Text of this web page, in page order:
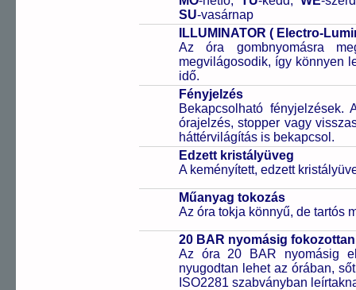
SU-vasárnap
ILLUMINATOR ( Electro-
Az óra gombnyomásra
megvilágosodik, így könnyen
idő.
Fényjelzés
Bekapcsolható fényjelzések.
órajelzés, stopper vagy
háttérvilágítás is bekapcsol.
Edzett kristályüveg
A keményített, edzett
Műanyag tokozás
Az óra tokja könnyű, de tartós
20 BAR nyomásig
Az óra 20 BAR nyomásig
nyugodtan lehet az órában,
ISO2281 szabványban